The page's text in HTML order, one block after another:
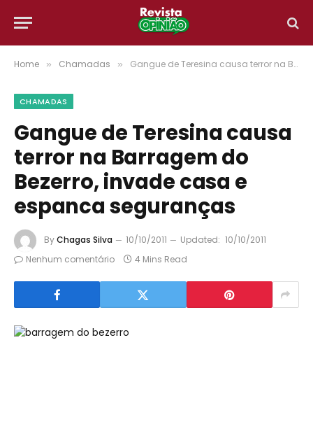
Home » Chamadas » Gangue de Teresina causa terror na Barragem do Bezerro, invade casa e espanca seguranças
CHAMADAS
Gangue de Teresina causa
terror na Barragem do
Bezerro, invade casa e
espanca seguranças
ByChagas Silva 10/10/2011 Updated: 10/10/2011
Nenhum comentário
4 Mins Read